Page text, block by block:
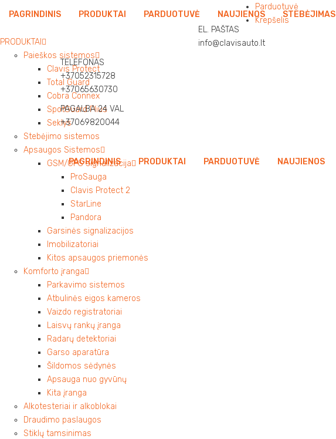
PAGRINDINIS PRODUKTAI PARDUOTUVĖ NAUJIENOS STEBĖJIMAS
PRODUKTAI
Paieškos sistemos
Clavis Protect
Total Guard
Cobra Connex
SpotGuard Plius
Seklys
Stebėjimo sistemos
Apsaugos Sistemos
GSM/GPS signalizacija
ProSauga
Clavis Protect 2
StarLine
Pandora
Garsinės signalizacijos
Imobilizatoriai
Kitos apsaugos priemonės
Komforto įranga
Parkavimo sistemos
Atbulinės eigos kameros
Vaizdo registratoriai
Laisvų rankų įranga
Radarų detektoriai
Garso aparatūra
Šildomos sėdynės
Apsauga nuo gyvūnų
Kita įranga
Alkotesteriai ir alkoblokai
Draudimo paslaugos
Stiklų tamsinimas
Parduotuvė
Krepšelis
EL. PAŠTAS
info@clavisauto.lt
TELEFONAS
+37052315728
+37065630730
PAGALBA 24 VAL
+37069820044
PAGRINDINIS PRODUKTAI PARDUOTUVĖ NAUJIENOS